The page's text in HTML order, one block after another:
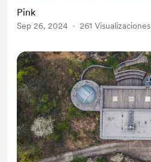
Pink
Sep 26, 2024 261 Visualizaciones